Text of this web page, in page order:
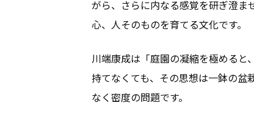
がら、さらに内なる感覚を研ぎ澄ま
心、人そのものを育てる文化です。
川端康成は「庭園の凝縮を極めると
持てなくても、その思想は一鉢の盆
なく密度の問題です。